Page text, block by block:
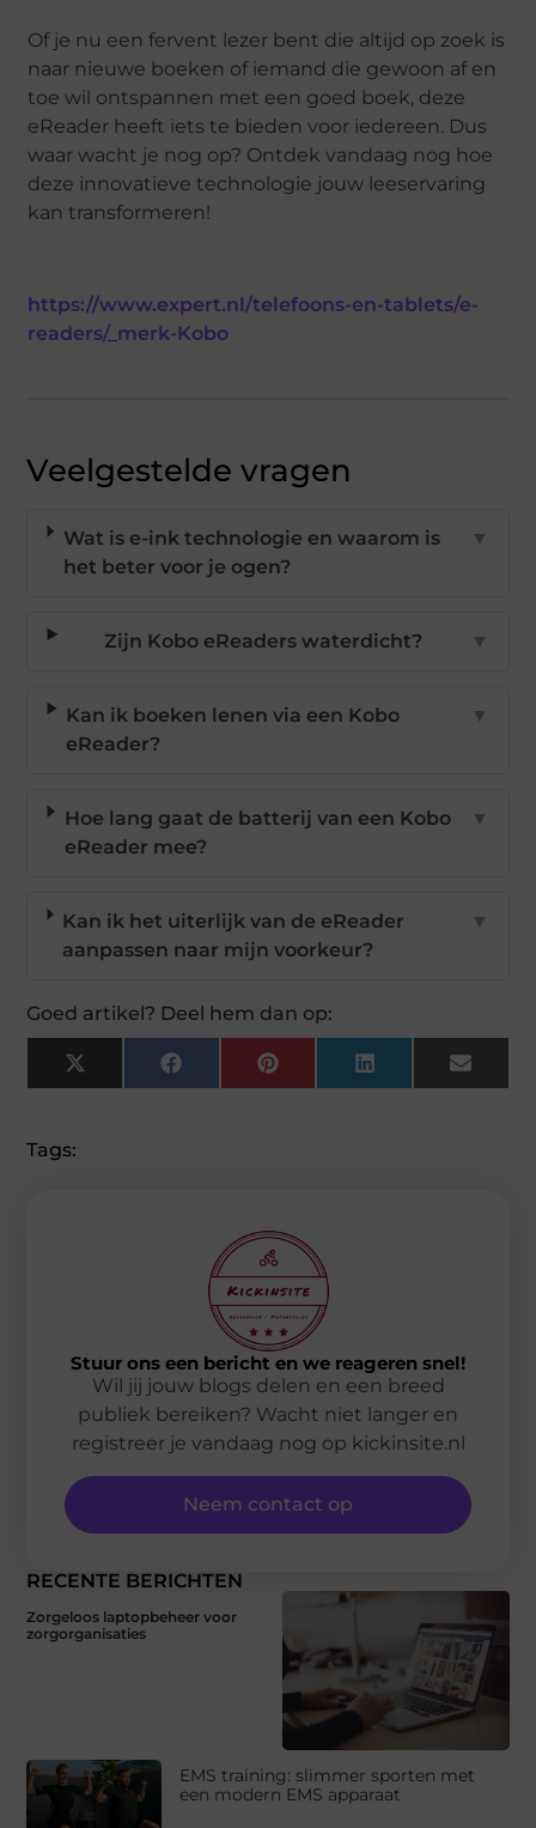
Of je nu een fervent lezer bent die altijd op zoek is
naar nieuwe boeken of iemand die gewoon af en
toe wil ontspannen met een goed boek, deze
eReader heeft iets te bieden voor iedereen. Dus
waar wacht je nog op? Ontdek vandaag nog hoe
deze innovatieve technologie jouw leeservaring
kan transformeren!
https://www.expert.nl/telefoons-en-tablets/e-
readers/_merk-Kobo
Veelgestelde vragen
Wat is e-ink technologie en waarom is
het beter voor je ogen?
▼
Zijn Kobo eReaders waterdicht? ▼
Kan ik boeken lenen via een Kobo
eReader?
▼
Hoe lang gaat de batterij van een Kobo
eReader mee?
▼
Kan ik het uiterlijk van de eReader
aanpassen naar mijn voorkeur?
▼
Goed artikel? Deel hem dan op:
X
(Twitter)
FacebookPinterestLinkedIn Email
Tags:
RECENTE BERICHTEN
Zorgeloos laptopbeheer voor
zorgorganisaties
EMS training: slimmer sporten met
een modern EMS apparaat
Stuur ons een bericht en we reageren snel!
Wil jij jouw blogs delen en een breed
publiek bereiken? Wacht niet langer en
registreer je vandaag nog op kickinsite.nl
Neem contact op